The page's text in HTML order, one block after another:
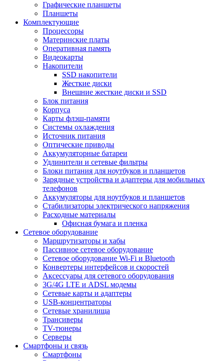
Графические планшеты
Планшеты
Комплектующие
Процессоры
Материнские платы
Оперативная память
Видеокарты
Накопители
SSD накопители
Жесткие диски
Внешние жесткие диски и SSD
Блок питания
Корпуса
Карты флэш-памяти
Системы охлаждения
Источник питания
Оптические приводы
Аккумуляторные батареи
Удлинители и сетевые фильтры
Блоки питания для ноутбуков и планшетов
Зарядные устройства и адаптеры для мобильных
телефонов
Аккумуляторы для ноутбуков и планшетов
Стабилизаторы электрического напряжения
Расходные материалы
Офисная бумага и пленка
Сетевое оборудование
Маршрутизаторы и хабы
Пассивное сетевое оборудование
Сетевое оборудование Wi-Fi и Bluetooth
Конвертеры интерфейсов и скоростей
Аксессуары для сетевого оборудования
3G/4G LTE и ADSL модемы
Сетевые карты и адаптеры
USB-концентраторы
Сетевые хранилища
Трансиверы
TV-тюнеры
Серверы
Смартфоны и связь
Смартфоны